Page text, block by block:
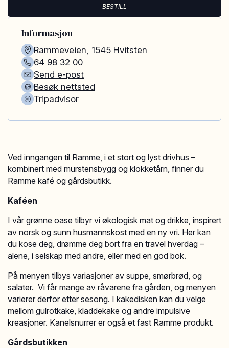
Ved inngangen til Ramme, i et stort og lyst drivhus –
kombinert med murstensbygg og klokketårn, finner du
Ramme kafé og gårdsbutikk.
Kaféen
I vår grønne oase tilbyr vi økologisk mat og drikke, inspirert
av norsk og sunn husmannskost med en ny vri. Her kan
du kose deg, drømme deg bort fra en travel hverdag –
alene, i selskap med andre, eller med en god bok.
På menyen tilbys variasjoner av suppe, smørbrød, og
salater. Vi får mange av råvarene fra gården, og menyen
varierer derfor etter sesong. I kakedisken kan du velge
mellom gulrotkake, kladdekake og andre impulsive
kreasjoner. Kanelsnurrer er også et fast Ramme produkt.
Gårdsbutikken
BESTILL
Informasjon
Rammeveien, 1545 Hvitsten
64 98 32 00
Send e-post
Besøk nettsted
Tripadvisor